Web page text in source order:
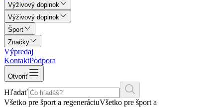
Výživový doplnok
Výživový doplnok
Šport
Značky
Výpredaj
KontaktPodpora
Otvoriť
Hľadať
Všetko pre šport a regeneráciuVšetko pre šport a